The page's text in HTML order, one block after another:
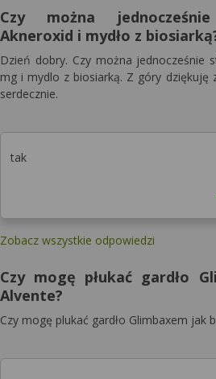
Czy można
Akneroxid i mydło z
Dzień dobry. Czy można jednocześnie
mg i mydlo z biosiarką. Z góry dziękuję
serdecznie.
tak
Zobacz wszystkie odpowiedzi
Czy mogę płukać gardło
Alvente?
Czy mogę plukać gardło Glimbaxem jak